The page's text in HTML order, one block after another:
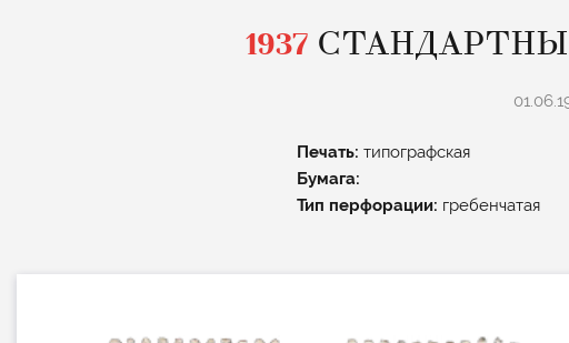
1937
Печать: типографская
Бумага:
Тип перфорации: гребенчатая